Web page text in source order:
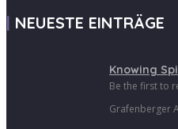
NEUESTE EINTRÄGE
Knowing
Be the first to
Grafenberger